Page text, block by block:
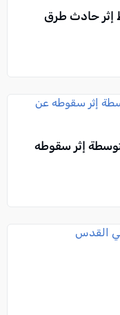
إثر حادث طرق
بجراح متوسطة إثر سقوطه